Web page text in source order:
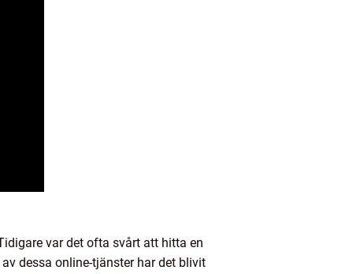
var det ofta svårt att hitta en
dessa online-tjänster har det blivit